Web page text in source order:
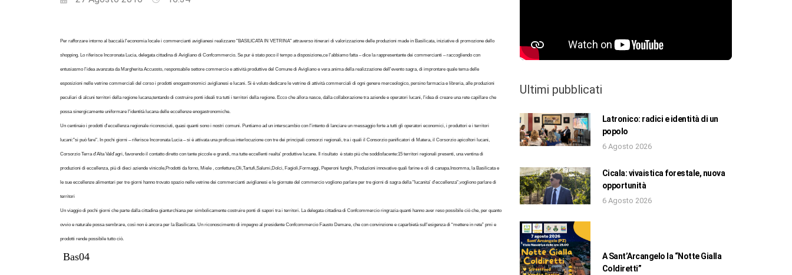
Per rafforzare intorno al baccalà l'economia locale i commercianti aviglianesi realizzano "BASILICATA IN VETRINA" attraverso itinerari di valorizzazione delle produzioni made in Basilicata, iniziative di promozione dello
shopping. Lo riferisce Incoronata Lucia, delegata cittadina di Avigliano di Confcommercio. Se pur è stato poco il tempo a disposizione,ce l'abbiamo fatta – dice la rappresentante dei commercianti – raccogliendo con
entusiasmo l'idea avanzata da Margherita Accuosto, responsabile settore commercio e attività produttive del Comune di Avigliano e vera anima della realizzazione dell'evento sagra, di improntare quale tema delle
esposizioni nelle vetrine commerciali del corso i prodotti enogastronomici aviglianesi e lucani. Si è voluto dedicare le vetrine di attività commerciali di ogni genere merceologico, persino farmacia e libreria, alle produzioni
peculiari di alcuni territori della regione lucana,tentando di costruire ponti ideali tra tutti i territori della regione. Ecco che allora nasce, dalla collaborazione tra aziende e operatori lucani, l'idea di creare una rete capillare che
possa sinergicamente uniformare l'identità lucana delle eccellenze enogastronomiche.
Un centinaio i prodotti d'eccellenza regionale riconosciuti, quasi quanti sono i nostri comuni. Puntiamo ad un interscambio con l'intento di lanciare un messaggio forte a tutti gli operatori economici, i produttori e i territori
lucani:"si può fare". In pochi giorni – riferisce Incoronata Lucia – si è attivata una proficua interlocuzione con tre dei principali consorzi regionali, tra i quali il Consorzio panificatori di Matera, il Corsorzio apicoltori lucani,
Corsorzio Terra d'Alta Vald'agri, favorendo il contatto diretto con tante piccole e grandi, ma tutte eccellenti realta' produttive lucane. Il risultato è stato più che soddisfacente:15 territori regionali presenti, una ventina di
produzioni di eccellenza, più di dieci aziende vinicole,Prodotti da forno, Miele , confetture,Oli,Tartufi,Salumi,Dolci, Fagioli,Formaggi, Peperoni funghi, Produzioni innovative quali farine e oli di canapa.Insomma, la Basilicata e
le sue eccellenze alimentari per tre giorni hanno trovato spazio nelle vetrine dei commercianti aviglianesi e le giornate del commercio vogliono parlare per tre giorni di sagra della "lucanita' d'eccellenza",vogliono parlare di
territori
Un viaggio di pochi giorni che parte dalla cittadina gianturchiana per simbolicamente costruire ponti di sapori tra i territori. La delegata cittadina di Confcommercio ringrazia quanti hanno aver reso possibile ciò che, per quanto
ovvio e naturale possa sembrare, così non è ancora per la Basilicata. Un riconoscimento di impegno al presidente Confcommercio Fausto Demare, che con convinzione e caparbietà sull'esigenza di “mettere in rete” pmi e
prodotti rende possibile tutto ciò.
Bas04
Ultimi pubblicati
Latronico: radici e identità di un
popolo
6 Agosto 2026
Cicala: vivaistica forestale, nuova
opportunità
6 Agosto 2026
A Sant’Arcangelo la “Notte Gialla
Coldiretti”